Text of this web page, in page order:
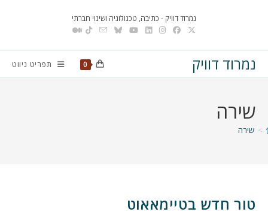
נמרוד דוויק - כתיבה, טכנולוגיה ושינוי חברתי
נמרוד דוויק 0 תפריט ניווט
שירה
> שירה
טור חדש בטיימאאוט